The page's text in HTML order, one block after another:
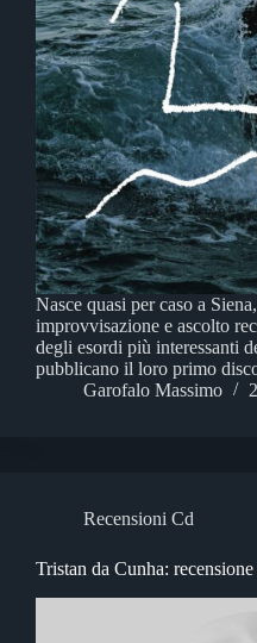
Nasce quasi per caso a
improvvisazione e ascolto
degli esordi più interessanti
pubblicano il loro primo
Garofalo Massimo
Recensioni Cd
Tristan da Cunha: